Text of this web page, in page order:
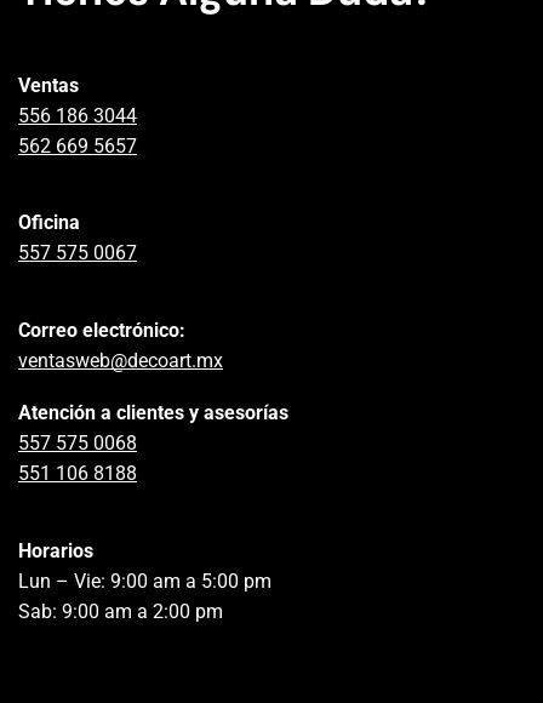
Ventas
556 186 3044
562 669 5657
Oficina
557 575 0067
Correo electrónico:
ventasweb@decoart.mx
Atención a clientes y asesorías
557 575 0068
551 106 8188
Horarios
Lun – Vie: 9:00 am a 5:00 pm
Sab: 9:00 am a 2:00 pm